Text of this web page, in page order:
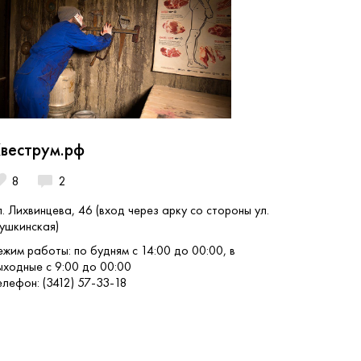
8
2
Лихвинцева, 46 (вход через арку со стороны ул.
работы: по будням с 14:00 до 00:00, в
с 9:00 до 00:00
(3412) 57-33-18